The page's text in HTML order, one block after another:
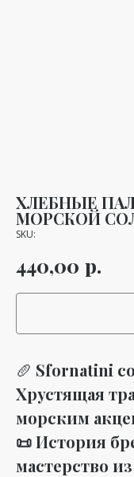
ХЛЕБНЫЕ
МОРСКОЙ
SKU:
440,00 р.
🥖 Sfornatini
Хрустящая
морским
📜 История
мастерство